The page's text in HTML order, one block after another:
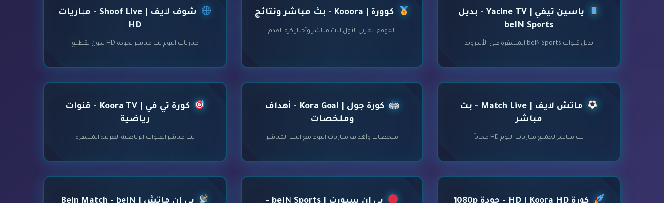
ياسين تيفي | Yacine TV - بديل
beIN Sports
بديل قنوات beIN Sports المشفرة على الأندرويد
كوورة | Kooora - بث مباشر ونتائج
الموقع العربي الأول لبث مباشر وأخبار كرة القدم
شوف لايف | Shoof Live - مباريات
HD
مباريات اليوم بث مباشر بجودة HD بدون تقطيع
ماتش لايف | Match Live - بث
مباشر
بث مباشر لجميع مباريات اليوم HD مجاناً
كورة جول | Kora Goal - أهداف
وملخصات
ملخصات وأهداف مباريات اليوم مع البث المباشر
كورة تي في | Koora TV - قنوات
رياضية
بث مباشر القنوات الرياضية العربية المشفرة